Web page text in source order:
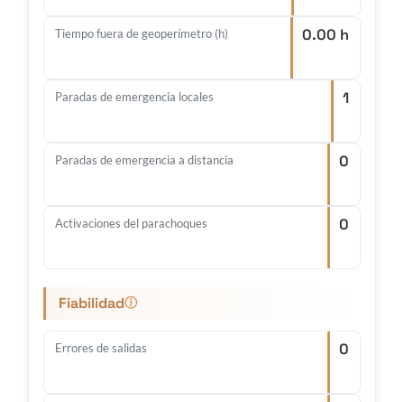
Tiempo fuera de geoperímetro (h) 0.00 h
Paradas de emergencia locales 1
Paradas de emergencia a distancia 0
Activaciones del parachoques 0
Fiabilidadⓘ
Errores de salidas 0